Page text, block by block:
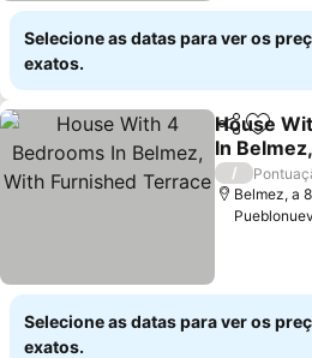
Selecione as datas para ver os
exatos.
Partilhar
House
In
/
Belmez, a
Selecione as datas para ver os
exatos.